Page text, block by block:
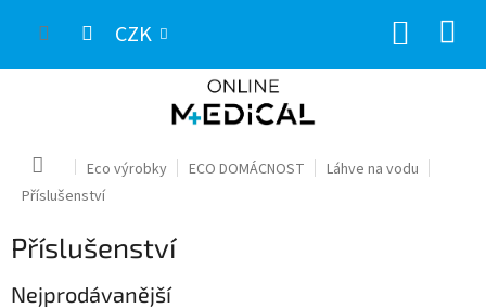
CZK
Domů Eco výrobky ECO DOMÁCNOST
Láhve na vodu
Příslušenství
Příslušenství
Nejprodávanější